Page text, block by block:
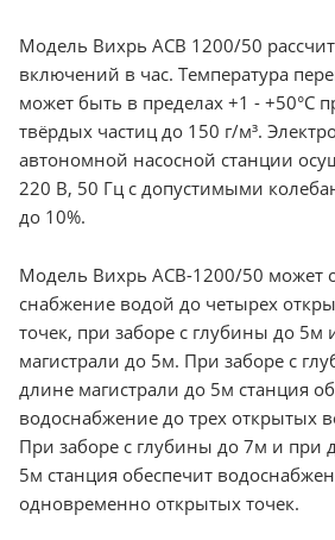
Модель Вихрь АСВ 1200/50
включений в час. Температура
может быть в пределах +1 - +50°С
твёрдых частиц до 150 г/м³.
автономной насосной станции
220 В, 50 Гц с допустимыми
до 10%.
Модель Вихрь АСВ-1200/50 может
снабжение водой до четырех
точек, при заборе с глубины до 5м
магистрали до 5м. При заборе с
длине магистрали до 5м станция
водоснабжение до трех открытых
При заборе с глубины до 7м и при
5м станция обеспечит
одновременно открытых точек.